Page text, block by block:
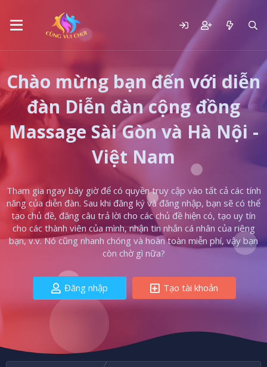
Chào mừng bạn đến với diễn
đàn Diễn đàn cộng đồng
Massage Sài Gòn và Hà Nội -
Việt Nam
Tham gia ngay bây giờ để có quyền truy cập vào tất cả các tính
năng của diễn đàn. Sau khi đăng ký và đăng nhập, bạn sẽ có thể
tạo chủ đề, đăng câu trả lời cho các chủ đề hiện có, tạo uy tín
cho các thành viên của mình, nhận tin nhắn cá nhân của riêng
bạn, v.v. Nó cũng nhanh chóng và hoàn toàn miễn phí, vậy bạn
còn chờ gì nữa?
Đăng nhập Tạo tài khoản